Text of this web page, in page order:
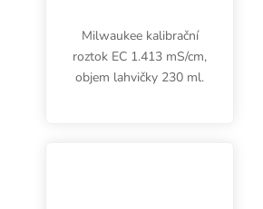
Milwaukee kalibrační
roztok EC 1.413 mS/cm,
objem lahvičky 230 ml.